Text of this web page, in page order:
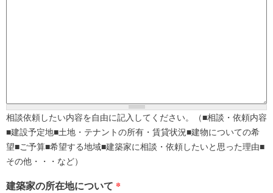
相談依頼したい内容を自由に記入してください。（■相談・依頼内容
■建設予定地■土地・テナントの所有・賃貸状況■建物についての希
望■ご予算■希望する地域■建築家に相談・依頼したいと思った理由■
その他・・・など）
建築家の所在地について *